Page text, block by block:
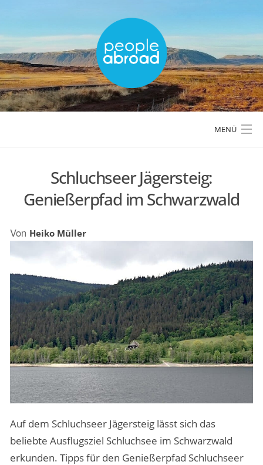
content
MENÜ
LÄNDER & REGIONEN
AKTIVREISEN & OUTDOOR
MENSCHEN & STORIES
ÜBER PEOPLE ABROAD
Schluchseer Jägersteig:
Genießerpfad im Schwarzwald
Von Heiko Müller
Auf dem Schluchseer Jägersteig lässt sich das
beliebte Ausflugsziel Schluchsee im Schwarzwald
erkunden. Tipps für den Genießerpfad Schluchseer